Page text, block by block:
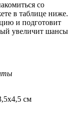
со
в таблице ниже.
и подготовит
увеличит шансы
см